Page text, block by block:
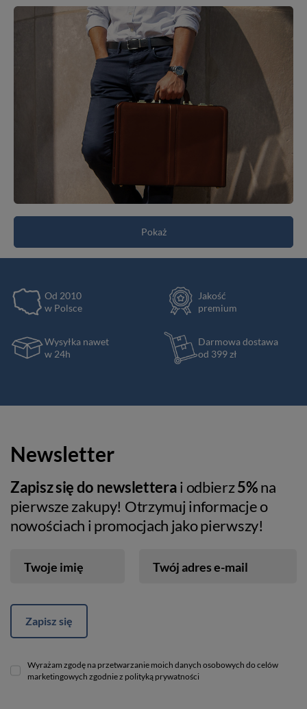
Pokaż
Od 2010
w Polsce
Jakość
premium
Wysyłka nawet
w 24h
Darmowa dostawa
od 399 zł
Newsletter
Zapisz się do newsletterai odbierz5%na
pierwsze zakupy! Otrzymuj informacje o
nowościach i promocjach jako pierwszy!
Twoje imię Twój adres e-mail
Zapisz się
Wyrażam zgodę na przetwarzanie moich danych osobowych do celów
marketingowych zgodnie z polityką prywatności